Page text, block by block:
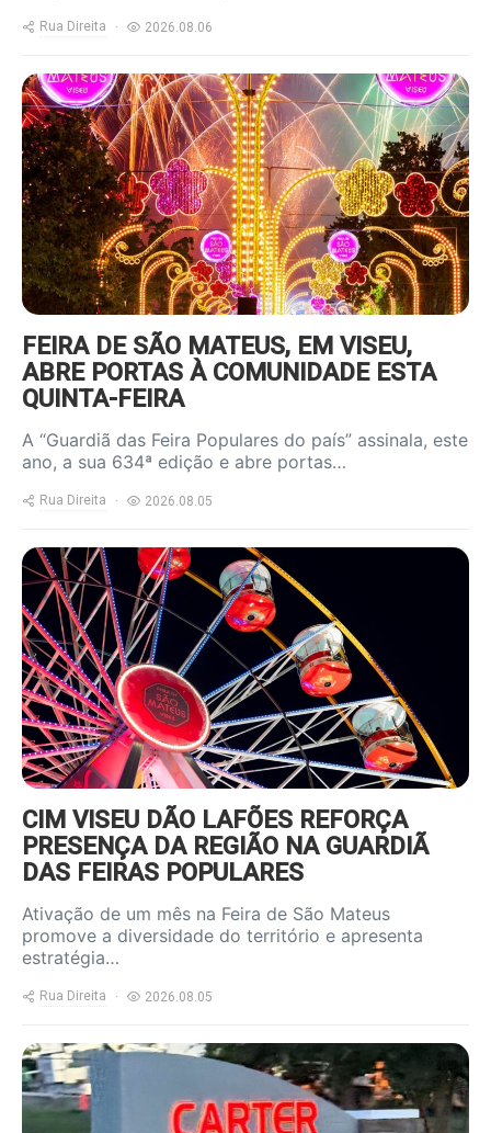
Rua Direita 2026.08.06
https://www.ruadireita.pt/wp-
content/uploads/2025/06/feira-
sao-mateus-800x600.jpg
FEIRA DE SÃO MATEUS, EM VISEU,
ABRE PORTAS À COMUNIDADE ESTA
QUINTA-FEIRA
A “Guardiã das Feira Populares do país” assinala, este
ano, a sua 634ª edição e abre portas…
Rua Direita 2026.08.05
https://www.ruadireita.pt/wp-
content/uploads/2026/08/feira-
s-mateus-800x600.jpg
CIM VISEU DÃO LAFÕES REFORÇA
PRESENÇA DA REGIÃO NA GUARDIÃ
DAS FEIRAS POPULARES
Ativação de um mês na Feira de São Mateus
promove a diversidade do território e apresenta
estratégia…
Rua Direita 2026.08.05
https://www.ruadireita.pt/wp-
content/uploads/2026/08/Carter-
Electric-2-800x600.jpg